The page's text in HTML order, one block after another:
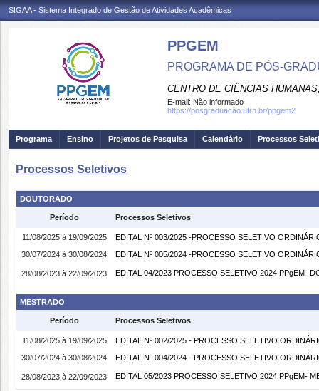
SIGAA - Sistema Integrado de Gestão de Atividades Acadêmicas
PPGEM
PROGRAMA DE PÓS-
CENTRO DE CIÊNCIAS
E-mail: Não informado
https://posgraduacao.ufrn.br/ppgem2
Programa Ensino Projetos de Pesquisa Calendário Processos
Processos Seletivos
DOUTORADO
Período Processos Seletivos
11/08/2025 à 19/09/2025
EDITAL Nº 003/2025 -PROCESSO SELETIVO
30/07/2024 à 30/08/2024
EDITAL Nº 005/2024 -PROCESSO SELETIVO
28/08/2023 à 22/09/2023 EDITAL 04/2023 PROCESSO SELETIVO 2024 PPgEM-
MESTRADO
Período Processos Seletivos
11/08/2025 à 19/09/2025
EDITAL Nº 002/2025 - PROCESSO SELETIVO
30/07/2024 à 30/08/2024
EDITAL Nº 004/2024 - PROCESSO SELETIVO
28/08/2023 à 22/09/2023 EDITAL 05/2023 PROCESSO SELETIVO 2024 PPgEM-